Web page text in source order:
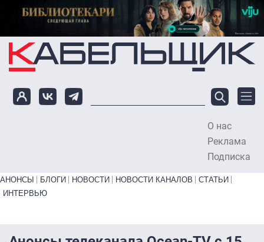
Перейти к основному содержанию
О нас
Реклама
Подписка
Primary links bottom
АНОНСЫ БЛОГИ НОВОСТИ НОВОСТИ КАНАЛОВ
СТАТЬИ
ИНТЕРВЬЮ